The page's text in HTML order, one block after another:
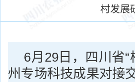
村发展
6月29日，四川省
州专场科技成果对接